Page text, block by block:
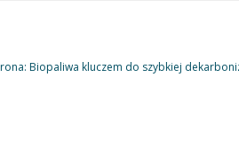
Biopaliwa kluczem do szybkiej